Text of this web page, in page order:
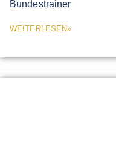
Bundestrainer
WEITERLESEN»